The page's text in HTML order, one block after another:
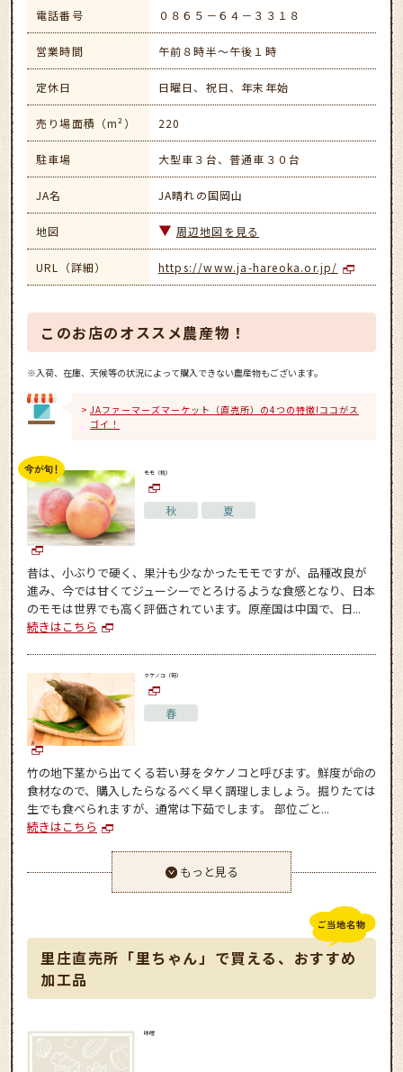
電話番号 ０８６５－６４－３３１８
営業時間 午前８時半～午後１時
定休日 日曜日、祝日、年末年始
売り場面積（m²） 220
駐車場 大型車３台、普通車３０台
JA名 JA晴れの国岡山
地図 周辺地図を見る
URL（詳細） https://www.ja-hareoka.or.jp/
このお店のオススメ農産物！
※入荷、在庫、天候等の状況によって購入できない農産物もございます。
JAファーマーズマーケット（直売所）の4つの特徴!ココがス
ゴイ！
モモ（桃）
秋 夏
昔は、小ぶりで硬く、果汁も少なかったモモですが、品種改良が
進み、今では甘くてジューシーでとろけるような食感となり、日本
のモモは世界でも高く評価されています。原産国は中国で、日...
続きはこちら
タケノコ（筍）
春
竹の地下茎から出てくる若い芽をタケノコと呼びます。鮮度が命の
食材なので、購入したらなるべく早く調理しましょう。掘りたては
生でも食べられますが、通常は下茹でします。 部位ごと...
続きはこちら
もっと見る
里庄直売所「里ちゃん」で買える、おすすめ
加工品
味噌